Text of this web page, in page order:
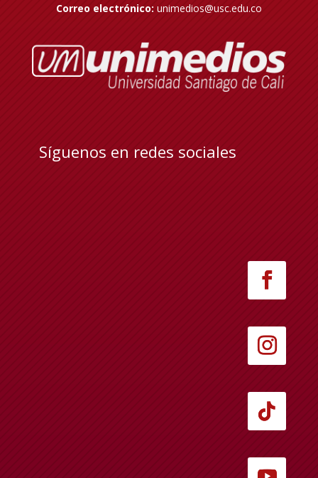
Correo electrónico: unimedios@usc.edu.co
Síguenos en redes sociales